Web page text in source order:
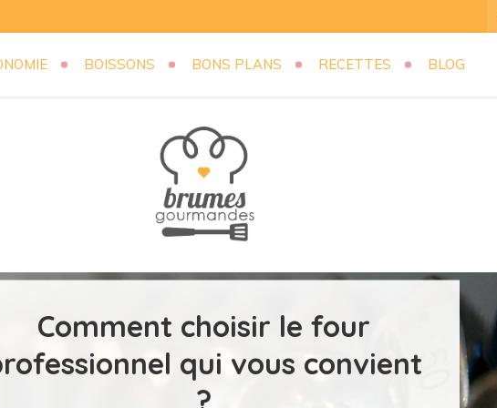
BOISSONS BONS PLANS RECETTES BLOG
Comment choisir le four
qui vous convient
?